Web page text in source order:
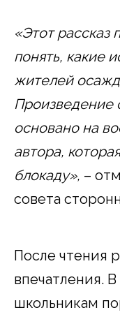
«Этот рассказ
понять, какие
жителей
Произведение
основано на
автора,
блокаду», –
совета
После чтения
впечатления.
школьникам